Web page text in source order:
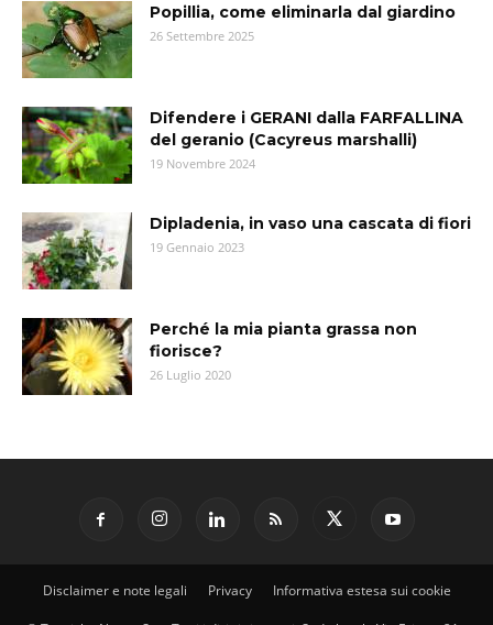
Popillia, come eliminarla dal giardino
26 Settembre 2025
Difendere i GERANI dalla FARFALLINA
del geranio (Cacyreus marshalli)
19 Novembre 2024
Dipladenia, in vaso una cascata di fiori
19 Gennaio 2023
Perché la mia pianta grassa non
fiorisce?
26 Luglio 2020
Disclaimer e note legali Privacy Informativa estesa sui cookie